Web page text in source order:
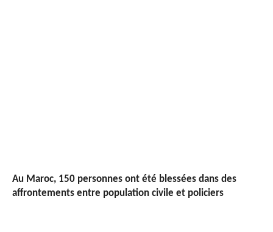
Au Maroc, 150 personnes ont été blessées dans des
affrontements entre population civile et policiers